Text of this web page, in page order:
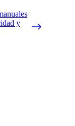
y
con la política de
de productos y